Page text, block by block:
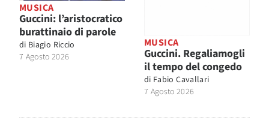
MUSICA
Guccini: l’aristocratico
burattinaio di parole
di Biagio Riccio
7 Agosto 2026
MUSICA
Guccini. Regaliamogli
il tempo del congedo
di Fabio Cavallari
7 Agosto 2026